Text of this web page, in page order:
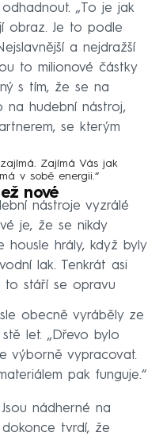
„To je jak
obraz. Je to podle
a nejdražší
to milionové částky
s tím, že se na
na hudební nástroj,
se kterým
Zajímá Vás jak
v sobě energii.“
nové
nástroje vyzrálé
je, že se nikdy
housle hrály, když byly
lak. Tenkrát asi
to stáří se opravu
obecně vyráběly ze
let. „Dřevo bylo
výborně vypracovat.
pak funguje.“
nádherné na
tvrdí, že